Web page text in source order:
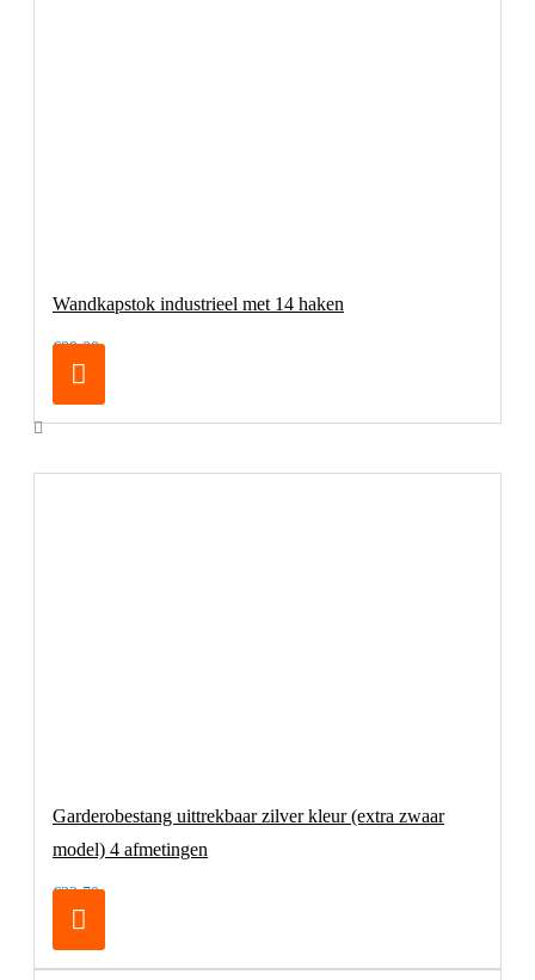
Wandkapstok industrieel met 14 haken
€89,00
Garderobestang uittrekbaar zilver kleur (extra zwaar
model) 4 afmetingen
€32,70